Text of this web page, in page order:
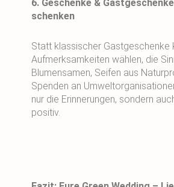
6. Geschenke &
schenken
Statt klassischer Gastgeschenke
Aufmerksamkeiten wählen, die
Blumensamen, Seifen aus
Spenden an
nur die Erinnerungen, sondern
positiv.